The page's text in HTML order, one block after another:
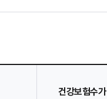
건강보험수가